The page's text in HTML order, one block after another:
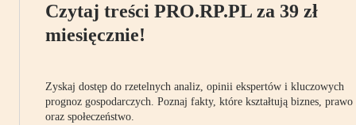
Czytaj treści PRO.RP.PL za 39 zł
miesięcznie!
Zyskaj dostęp do rzetelnych analiz, opinii ekspertów i kluczowych
prognoz gospodarczych. Poznaj fakty, które kształtują biznes, prawo
oraz społeczeństwo.